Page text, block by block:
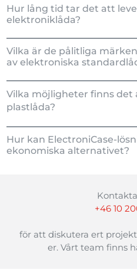
Hur lång tid tar det att
elektroniklåda?
Vilka är de pålitliga
av elektroniska
Vilka möjligheter finns det
plastlåda?
Hur kan ElectroniCase-
ekonomiska alternativet?
+46 10
för att diskutera ert
er. Vårt team finns